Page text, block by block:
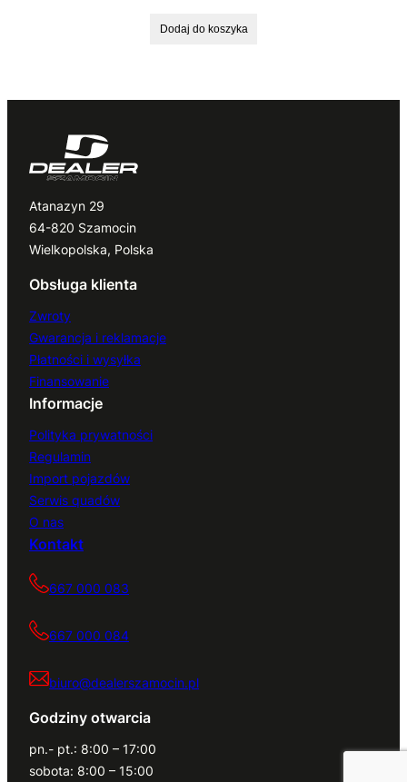
Dodaj do koszyka
Atanazyn 29
64-820 Szamocin
Wielkopolska, Polska
Obsługa klienta
Zwroty
Gwarancja i reklamacje
Płatności i wysyłka
Finansowanie
Informacje
Polityka prywatności
Regulamin
Import pojazdów
Serwis quadów
O nas
Kontakt
667 000 083
667 000 084
biuro@dealerszamocin.pl
Godziny otwarcia
pn.- pt.: 8:00 – 17:00
sobota: 8:00 – 15:00